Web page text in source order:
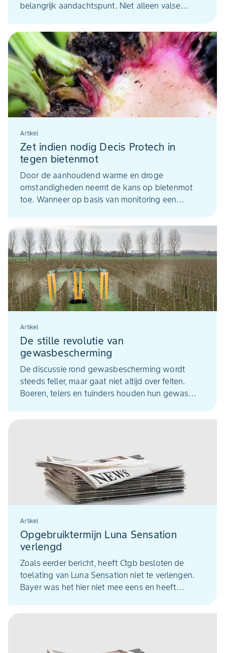
belangrijk aandachtspunt. Niet alleen valse
bladvlekkenziekte en Stemphylium kunnen onder
warme, vochtige omstandigheden snel
doorzetten.
Artikel
Zet indien nodig Decis Protech in
tegen bietenmot
Door de aanhoudend warme en droge
omstandigheden neemt de kans op bietenmot
toe. Wanneer op basis van monitoring een
0,5 l/ha een prima betaalbare oplossing.
Artikel
De stille revolutie van
gewasbescherming
De discussie rond gewasbescherming wordt
steeds feller, maar gaat niet altijd over feiten.
Boeren, telers en tuinders houden hun gewas
Artikel
Opgebruiktermijn Luna Sensation
verlengd
Zoals eerder bericht, heeft Ctgb besloten de
toelating van Luna Sensation niet te verlengen.
Bayer was het hier niet mee eens en heeft